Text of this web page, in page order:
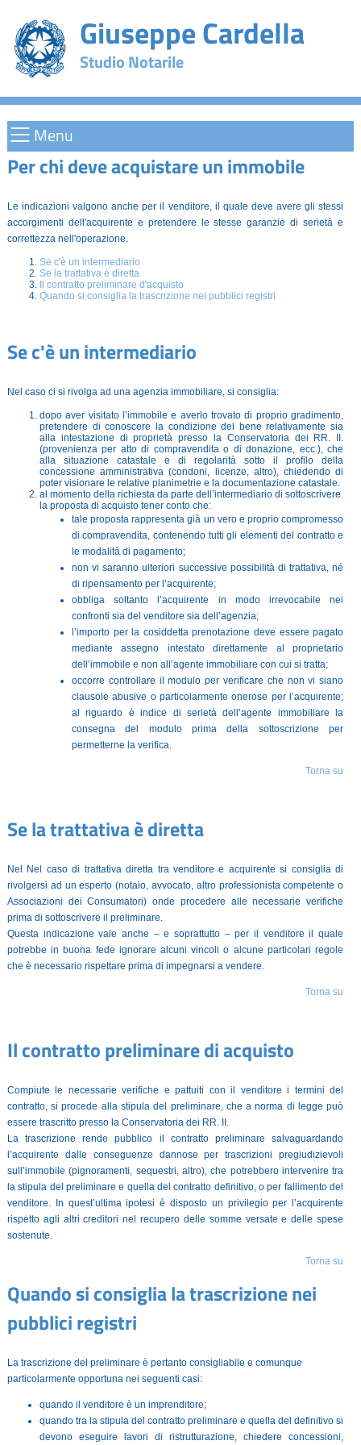
Giuseppe Cardella
Studio Notarile
Menu
Per chi deve acquistare un immobile
Le indicazioni valgono anche per il venditore, il quale deve avere gli stessi
accorgimenti dell'acquirente e pretendere le stesse garanzie di serietà e
correttezza nell'operazione.
Se c'è un intermediario
Se la trattativa è diretta
Il contratto preliminare d'acquisto
Quando si consiglia la trascrizione nei pubblici registri
Se c'è un intermediario
Nel caso ci si rivolga ad una agenzia immobiliare, si consiglia:
dopo aver visitato l’immobile e averlo trovato di proprio gradimento,
pretendere di conoscere la condizione del bene relativamente sia
alla intestazione di proprietà presso la Conservatoria dei RR. II.
(provenienza per atto di compravendita o di donazione, ecc.), che
alla situazione catastale e di regolarità sotto il profilo della
concessione amministrativa (condoni, licenze, altro), chiedendo di
poter visionare le relative planimetrie e la documentazione catastale.
al momento della richiesta da parte dell’intermediario di sottoscrivere
la proposta di acquisto tener conto che:
tale proposta rappresenta già un vero e proprio compromesso
di compravendita, contenendo tutti gli elementi del contratto e
le modalità di pagamento;
non vi saranno ulteriori successive possibilità di trattativa, né
di ripensamento per l’acquirente;
obbliga soltanto l’acquirente in modo irrevocabile nei
confronti sia del venditore sia dell’agenzia;
l’importo per la cosiddetta prenotazione deve essere pagato
mediante assegno intestato direttamente al proprietario
dell’immobile e non all’agente immobiliare con cui si tratta;
occorre controllare il modulo per verificare che non vi siano
clausole abusive o particolarmente onerose per l’acquirente;
al riguardo è indice di serietà dell’agente immobiliare la
consegna del modulo prima della sottoscrizione per
permetterne la verifica.
Torna su
Se la trattativa è diretta
Nel Nel caso di trattativa diretta tra venditore e acquirente si consiglia di
rivolgersi ad un esperto (notaio, avvocato, altro professionista competente o
Associazioni dei Consumatori) onde procedere alle necessarie verifiche
prima di sottoscrivere il preliminare.
Questa indicazione vale anche – e soprattutto – per il venditore il quale
potrebbe in buona fede ignorare alcuni vincoli o alcune particolari regole
che è necessario rispettare prima di impegnarsi a vendere.
Torna su
Il contratto preliminare di acquisto
Compiute le necessarie verifiche e pattuiti con il venditore i termini del
contratto, si procede alla stipula del preliminare, che a norma di legge può
essere trascritto presso la Conservatoria dei RR. II.
La trascrizione rende pubblico il contratto preliminare salvaguardando
l’acquirente dalle conseguenze dannose per trascrizioni pregiudizievoli
sull’immobile (pignoramenti, sequestri, altro), che potrebbero intervenire tra
la stipula del preliminare e quella del contratto definitivo, o per fallimento del
venditore. In quest’ultima ipotesi è disposto un privilegio per l’acquirente
rispetto agli altri creditori nel recupero delle somme versate e delle spese
sostenute.
Torna su
Quando si consiglia la trascrizione nei
pubblici registri
La trascrizione del preliminare è pertanto consigliabile e comunque
particolarmente opportuna nei seguenti casi:
quando il venditore è un imprenditore;
quando tra la stipula del contratto preliminare e quella del definitivo si
devono eseguire lavori di ristrutturazione, chiedere concessioni,